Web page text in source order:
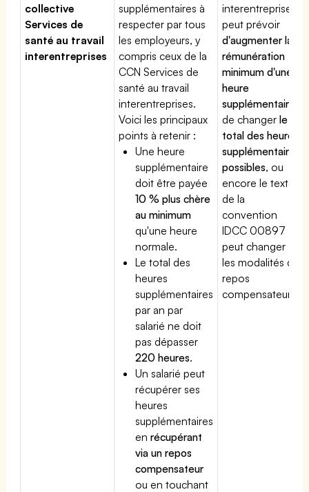
collective
Services de
santé au travail
interentreprises
supplémentaires à
respecter par tous
les employeurs, y
compris ceux de la
CCN Services de
santé au travail
interentreprises.
Voici les principaux
points à retenir :
Une heure
supplémentaire
doit être payée
10 % plus chère
au minimum
qu'une heure
normale.
Le total des
heures
supplémentaires
par an par
salarié ne doit
pas dépasser
220 heures.
Un salarié peut
récupérer ses
heures
supplémentaires
enrécupérant
via un repos
compensateur
ou en touchant
interentreprises
peut prévoir
d'augmenter la
rémunération
minimum d'une
heure
supplémentaire
de changerle
total des heures
supplémentaires
possibles, ou
encore le texte
de la
convention
IDCC 00897
peut changer
les modalités du
repos
compensateur.